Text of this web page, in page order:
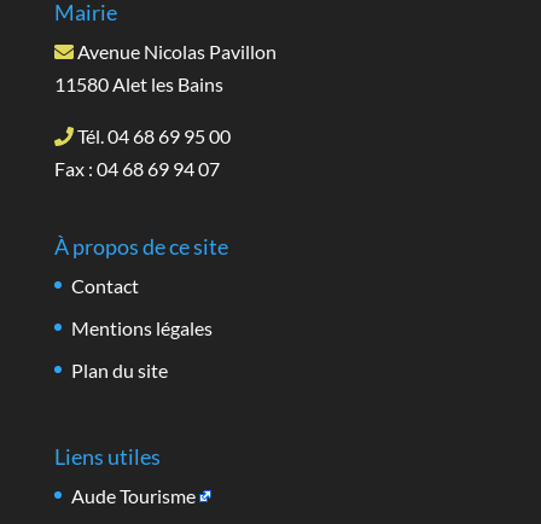
Mairie
Avenue Nicolas Pavillon
11580 Alet les Bains
Tél. 04 68 69 95 00
Fax : 04 68 69 94 07
À propos de ce site
Contact
Mentions légales
Plan du site
Liens utiles
Aude Tourisme